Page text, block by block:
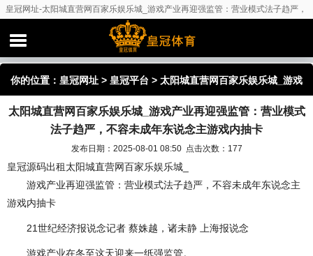
皇冠网址-太阳城直营网百家乐娱乐城_游戏产业再迎强监管：营业模式法子趋严，
不容未成年东说念主游戏内抽卡
你的位置： 皇冠网址 > 皇冠平台 > 太阳城直营网百家乐娱乐城_游戏
产业再迎强监管：营业模式法子趋严，不容未成年东说念主游戏内
太阳城直营网百家乐娱乐城_游戏产业再迎强监管：营业模式
法子趋严，不容未成年东说念主游戏内抽卡
发布日期：2025-08-01 08:50 点击次数：177
皇冠源码出租太阳城直营网百家乐娱乐城_
游戏产业再迎强监管：营业模式法子趋严，不容未成年东说念主
游戏内抽卡
21世纪经济报说念记者 蔡姝越，诸未静 上海报说念
游戏产业在冬至这天迎来一纸强监管。